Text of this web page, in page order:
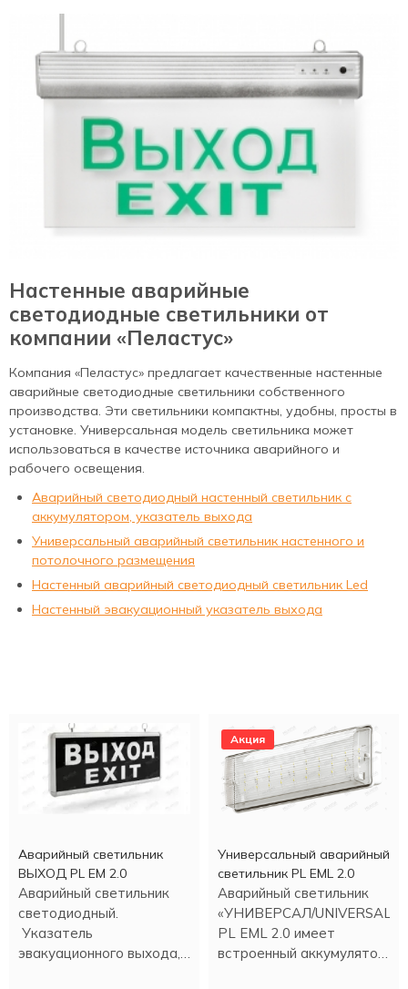
Настенные аварийные
светодиодные светильники от
компании «Пеластус»
Компания «Пеластус» предлагает качественные настенные
аварийные светодиодные светильники собственного
производства. Эти светильники компактны, удобны, просты в
установке. Универсальная модель светильника может
использоваться в качестве источника аварийного и
рабочего освещения.
Аварийный светодиодный настенный светильник с
аккумулятором, указатель выхода
Универсальный аварийный светильник настенного и
потолочного размещения
Настенный аварийный светодиодный светильник Led
Настенный эвакуационный указатель выхода
Аварийный светильник
ВЫХОД PL EM 2.0
Аварийный светильник
светодиодный.
Указатель
эвакуационного выхода,
Акция
Универсальный аварийный
светильник PL EML 2.0
Аварийный светильник
«УНИВЕРСАЛ/UNIVERSAL»
PL EML 2.0 имеет
встроенный аккумулятор.